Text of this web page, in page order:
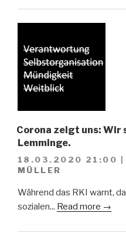
Corona zeigt uns: Wir
Lemminge.
18.03.2020 21:00
MÜLLER
Während das RKI warnt,
sozialen... Read more →